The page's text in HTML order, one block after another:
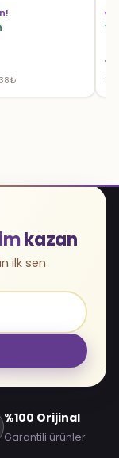
👀
✨
3
kazan
ilk sen
%100 Orijinal
Garantili ürünler